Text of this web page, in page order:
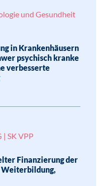
und Gesundheit
in Krankenhäusern
psychisch kranke
verbesserte
| SK VPP
Finanzierung der
Weiterbildung,